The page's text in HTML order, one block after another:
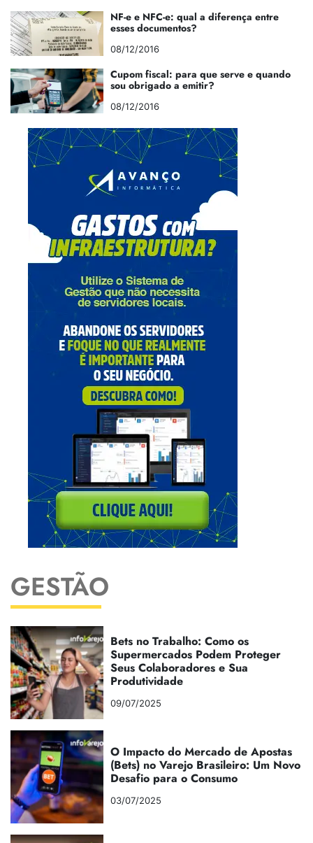
NF-e e NFC-e: qual a diferença entre
esses documentos?
08/12/2016
Cupom fiscal: para que serve e quando
sou obrigado a emitir?
08/12/2016
GESTÃO
Bets no Trabalho: Como os
Supermercados Podem Proteger
Seus Colaboradores e Sua
Produtividade
09/07/2025
O Impacto do Mercado de Apostas
(Bets) no Varejo Brasileiro: Um Novo
Desafio para o Consumo
03/07/2025